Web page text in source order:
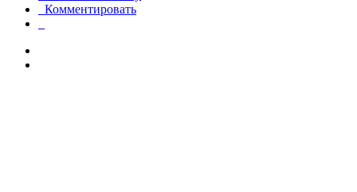
Комментировать